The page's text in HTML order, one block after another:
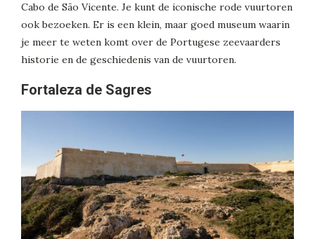
Cabo de São Vicente. Je kunt de iconische rode vuurtoren
ook bezoeken. Er is een klein, maar goed museum waarin
je meer te weten komt over de Portugese zeevaarders
historie en de geschiedenis van de vuurtoren.
Fortaleza de Sagres